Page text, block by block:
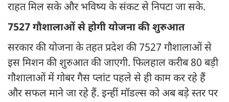
राहत मिल सके और भविष्य के संकट से निपटा जा सके.
7527 गौशालाओं से होगी योजना की शुरुआत
सरकार की योजना के तहत प्रदेश की 7527 गौशालाओं से
इस मिशन की शुरुआत की जाएगी. फिलहाल करीब 80 बड़ी
गौशालाओं में गोबर गैस प्लांट पहले से ही काम कर रहे हैं
और सफल माने जा रहे हैं. इन्हीं मॉडल्स को अब बड़े स्तर पर